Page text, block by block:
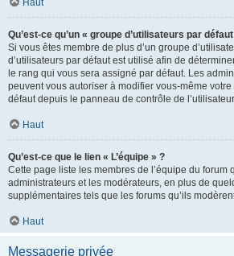
Haut
Qu’est-ce qu’un « groupe d’utilisateurs par
Si vous êtes membre de plus d’un groupe
d’utilisateurs par défaut est utilisé afin de
le rang qui vous sera assigné par défaut. Les
peuvent vous autoriser à modifier vous-même
défaut depuis le panneau de contrôle de
Haut
Qu’est-ce que le lien « L’équipe » ?
Cette page liste les membres de l’équipe du forum
administrateurs et les modérateurs, en plus de
supplémentaires tels que les forums qu’ils
Haut
Messagerie privée